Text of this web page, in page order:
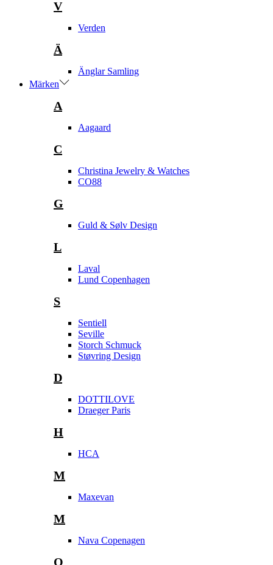
V
Verden
Ä
Änglar Samling
Märken
A
Aagaard
C
Christina Jewelry & Watches
CO88
G
Guld & Sølv Design
L
Laval
Lund Copenhagen
S
Sentiell
Seville
Storch Schmuck
Støvring Design
D
DOTTILOVE
Draeger Paris
H
HCA
M
Maxevan
M
Nava Copenagen
O